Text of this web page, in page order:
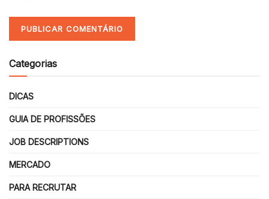
Categorias
DICAS
GUIA DE PROFISSÕES
JOB DESCRIPTIONS
MERCADO
PARA RECRUTAR